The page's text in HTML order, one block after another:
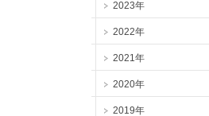
2023年
2022年
2021年
2020年
2019年